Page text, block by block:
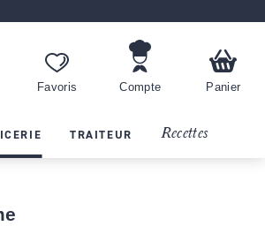
Favoris Compte Panier
TRAITEUR Recettes